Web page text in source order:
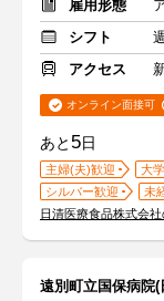
雇用形態
シフト
アクセス
オンライン面接可
あと 5日
主婦(夫)歓迎 大
シルバー歓迎
未
日清医療食品株式会
遠別町立国保病院